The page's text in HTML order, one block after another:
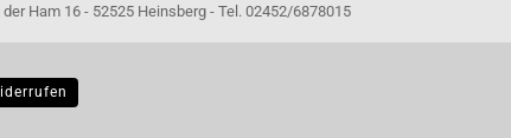
Heinsberg - Tel. 02452/6878015